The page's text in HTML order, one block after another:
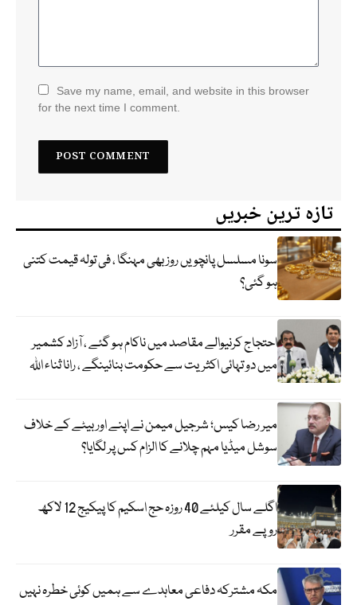
Save my name, email, and website in this browser
for the next time I comment.
تازہ ترین خبریں
سونا مسلسل پانچویں روز بھی مہنگا ، فی تولہ قیمت کتنی
ہو گئی؟
احتجاج کرنیوالے مقاصد میں ناکام ہو گئے ، آزاد کشمیر
میں دو تہائی اکثریت سے حکومت بنائینگے ، رانا ثناء اللہ
میر رضا کیس؛ شرجیل میمن نے اپنے اور بیٹے کے خلاف
سوشل میڈیا مہم چلانے کا الزام کس پر لگایا؟
اگلے سال کیلئے 40 روزہ حج اسکیم کا پیکیج 12 لاکھ
روپے مقرر
مکہ مشترکہ دفاعی معاہدے سے ہمیں کوئی خطرہ نہیں